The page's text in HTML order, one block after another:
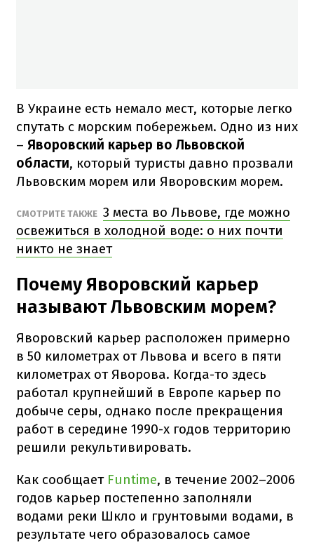
В Украине есть немало мест, которые легко
спутать с морским побережьем. Одно из них
– Яворовский карьер во Львовской
области, который туристы давно прозвали
Львовским морем или Яворовским морем.
СМОТРИТЕ ТАКЖЕ 3 места во Львове, где можно
освежиться в холодной воде: о них почти
никто не знает
Почему Яворовский карьер
называют Львовским морем?
Яворовский карьер расположен примерно
в 50 километрах от Львова и всего в пяти
километрах от Яворова. Когда-то здесь
работал крупнейший в Европе карьер по
добыче серы, однако после прекращения
работ в середине 1990-х годов территорию
решили рекультивировать.
Как сообщает Funtime, в течение 2002–2006
годов карьер постепенно заполняли
водами реки Шкло и грунтовыми водами, в
результате чего образовалось самое